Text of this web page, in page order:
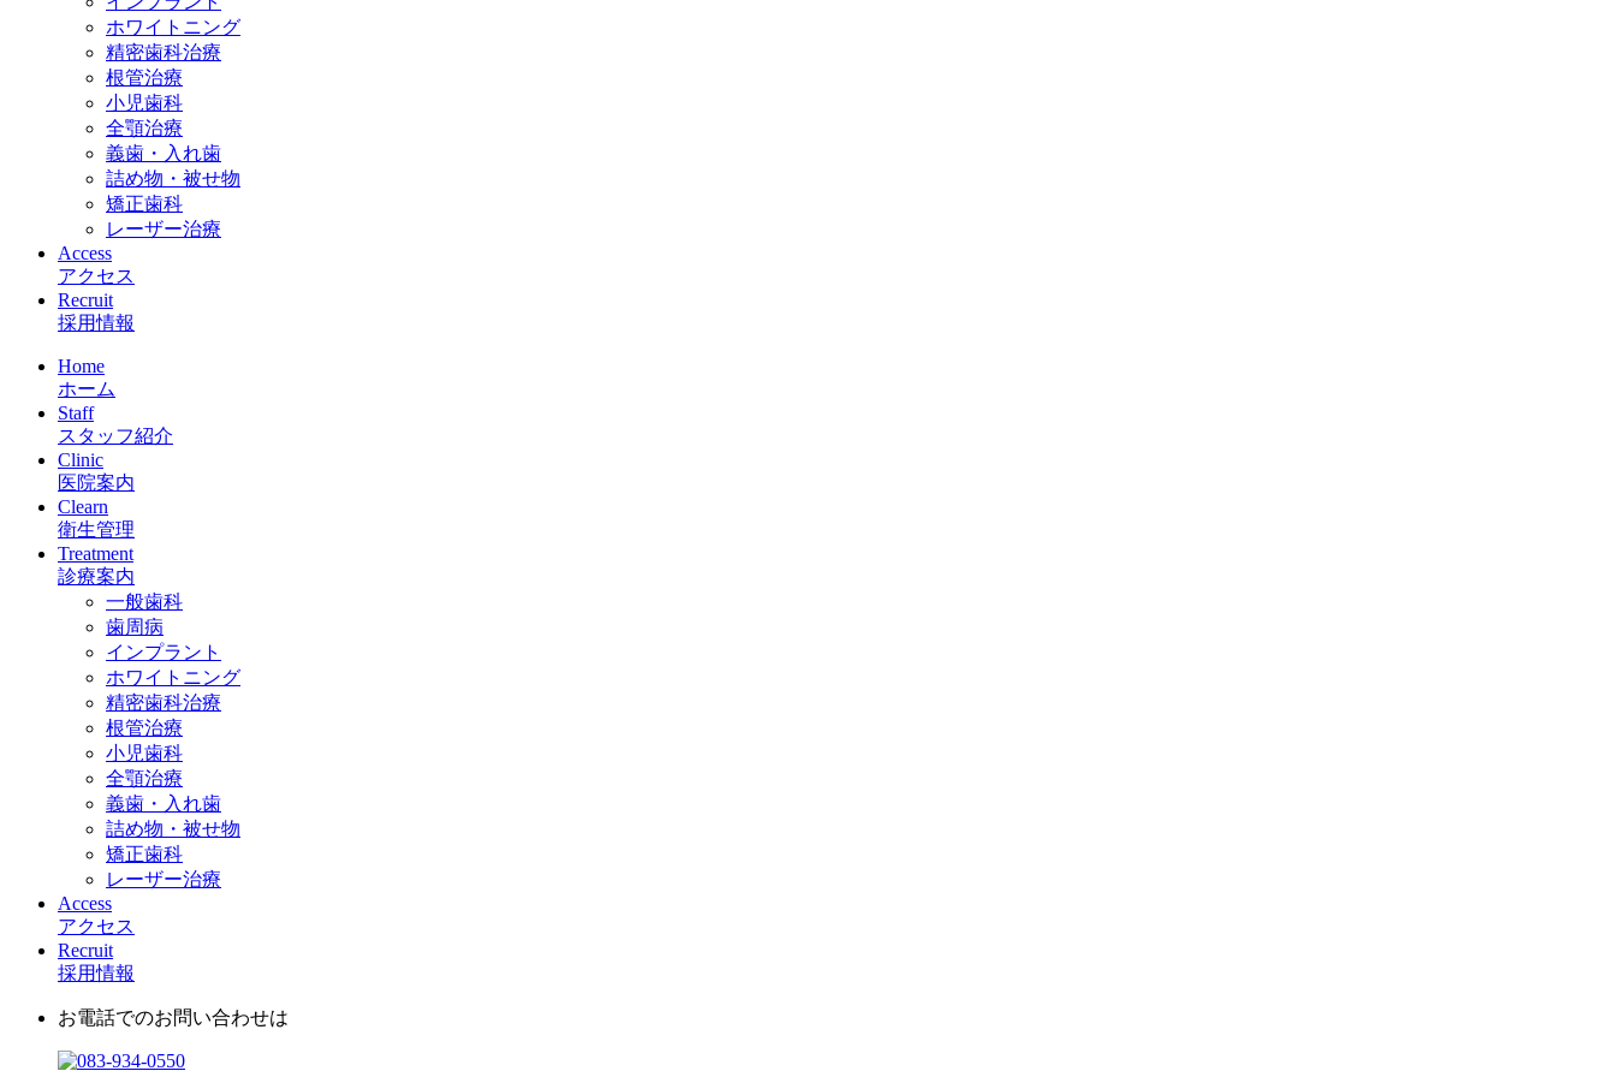
ホワイトニング
精密歯科治療
根管治療
小児歯科
全顎治療
義歯・入れ歯
詰め物・被せ物
矯正歯科
レーザー治療
Access
アクセス
Recruit
採用情報
Home
ホーム
Staff
スタッフ紹介
Clinic
医院案内
Clearn
衛生管理
Treatment
診療案内
一般歯科
歯周病
インプラント
ホワイトニング
精密歯科治療
根管治療
小児歯科
全顎治療
義歯・入れ歯
詰め物・被せ物
矯正歯科
レーザー治療
Access
アクセス
Recruit
採用情報
お電話でのお問い合わせは